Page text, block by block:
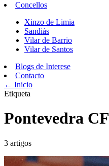
Concellos
Xinzo de Limia
Sandiás
Vilar de Barrio
Vilar de Santos
Blogs de Interese
Contacto
← Inicio
Etiqueta
Pontevedra CF
3 artigos